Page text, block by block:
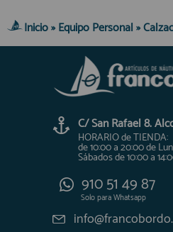
Inicio»Equipo Personal»
C/ San Rafael 8.
HORARIO de TIENDA:
de 10:00 a 20:00 de
Sábados de 10:00 a
910 51 49 87
Solo paraWhatsapp